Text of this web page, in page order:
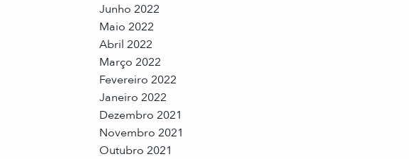
Junho 2022
Maio 2022
Abril 2022
Março 2022
Fevereiro 2022
Janeiro 2022
Dezembro 2021
Novembro 2021
Outubro 2021